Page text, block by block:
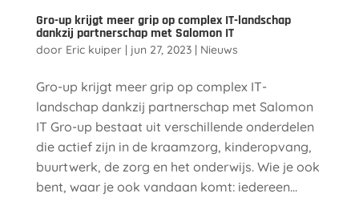
Gro-up krijgt meer grip op complex IT-landschap
dankzij partnerschap met Salomon IT
door Eric kuiper| jun 27, 2023| Nieuws
Gro-up krijgt meer grip op complex IT-
landschap dankzij partnerschap met Salomon
IT Gro-up bestaat uit verschillende onderdelen
die actief zijn in de kraamzorg, kinderopvang,
buurtwerk, de zorg en het onderwijs. Wie je ook
bent, waar je ook vandaan komt: iedereen...